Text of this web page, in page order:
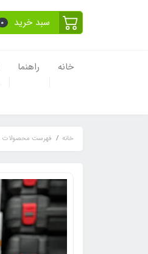
سبد خرید 0
خانه راهنما
خانه فهرست محصولات